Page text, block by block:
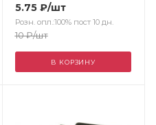
5.75₽/шт
Розн. опл.:100% пост 10 дн.
10₽/шт
В КОРЗИНУ